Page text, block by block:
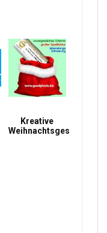
Kreative
Weihnachtsgeschenke